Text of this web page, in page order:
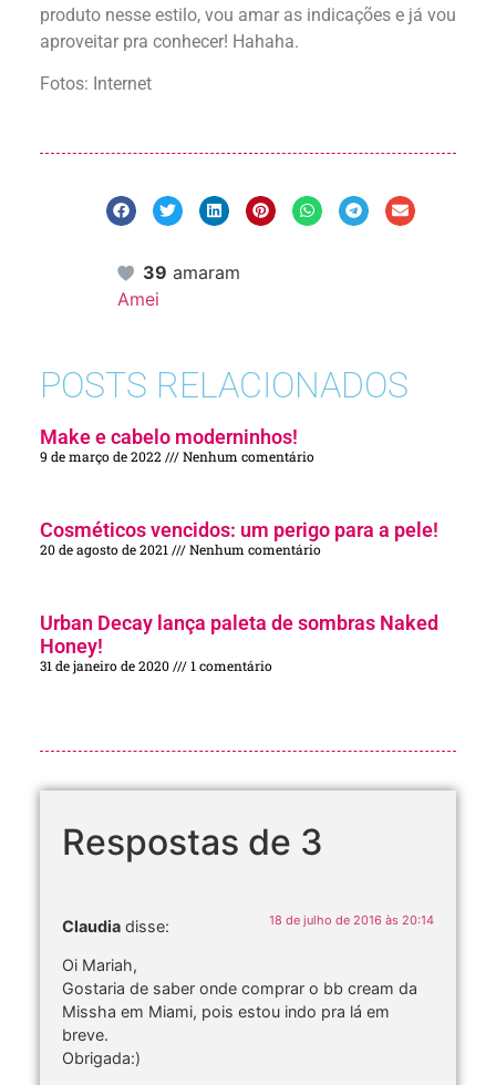
produto nesse estilo, vou amar as indicações e já vou
aproveitar pra conhecer! Hahaha.
Fotos: Internet
39 amaram
Amei
POSTS RELACIONADOS
Make e cabelo moderninhos!
9 de março de 2022 Nenhum comentário
Cosméticos vencidos: um perigo para a pele!
20 de agosto de 2021 Nenhum comentário
Urban Decay lança paleta de sombras Naked
Honey!
31 de janeiro de 2020 1 comentário
Respostas de 3
Claudia disse: 18 de julho de 2016 às 20:14
Oi Mariah,
Gostaria de saber onde comprar o bb cream da
Missha em Miami, pois estou indo pra lá em
breve.
Obrigada:)